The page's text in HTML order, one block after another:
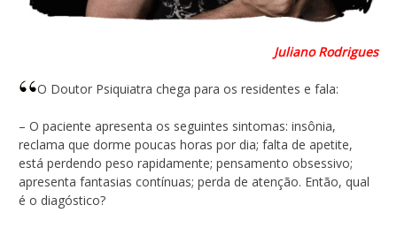
Juliano Rodrigues
O Doutor Psiquiatra chega para os residentes e fala:
– O paciente apresenta os seguintes sintomas: insônia,
reclama que dorme poucas horas por dia; falta de apetite,
está perdendo peso rapidamente; pensamento obsessivo;
apresenta fantasias contínuas; perda de atenção. Então, qual
é o diagóstico?